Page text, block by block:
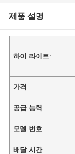
제품 설명
하이 라이트:
가격
공급 능력
모델 번호
배달 시간